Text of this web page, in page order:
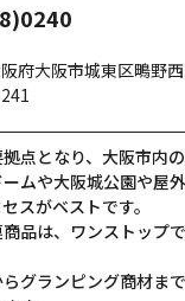
府大阪市城東区鴫野
点となり、大阪市内
ムや大阪城公園や屋
スがベストです。
品は、ワンストップ
グランピング商材ま